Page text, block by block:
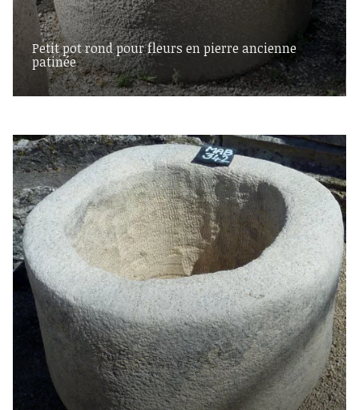
Petit pot rond pour fleurs en pierre ancienne
patinée